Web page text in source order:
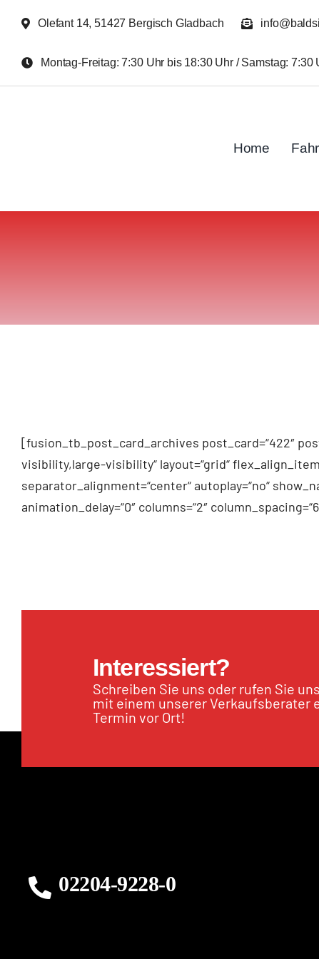
Inhalt
Olefant 14, 51427 Bergisch Gladbach
Montag-Freitag: 7:30 Uhr bis 18:30 Uhr / Samstag: 7:30
Home
[fusion_tb_post_card_archives post_card=“422″
visibility,large-visibility“ layout=“grid“
separator_alignment=“center“ autoplay=“no“
animation_delay=“0″ columns=“2″
Interessiert?
Schreiben Sie uns oder rufen Sie
mit einem unserer Verkaufsberater
Termin vor Ort!
02204-9228-0